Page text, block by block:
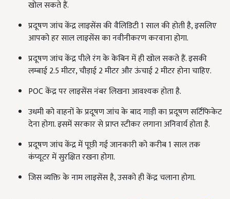
खोल सकते हैं.
प्रदूषण जांच केंद्र लाइसेंस की वैलिडिटी 1 साल की होती है, इसलिए
आपको हर साल लाइसेंस का नवीनीकरण करवाना होगा.
प्रदूषण जांच केंद्र पीले रंग के केबिन में ही खोल सकते हैं. इसकी
लम्बाई 2.5 मीटर, चौड़ाई 2 मीटर और ऊंचाई 2 मीटर होना चाहिए.
POC केंद्र पर लाइसेंस नंबर लिखना आवश्यक होता है.
उधमी को वाहनों के प्रदूषण जांच के बाद गाड़ी का प्रदूषण सर्टिफिकेट
देना होगा. इसमें सरकार से प्राप्त स्टीकर लगाना अनिवार्य होता है.
प्रदूषण जांच केंद्र में पूछी गई जानकारी को करीब 1 साल तक
कंप्यूटर में सुरक्षित रखना होगा.
जिस व्यक्ति के नाम लाइसेंस है, उसको ही केंद्र चलाना होगा.